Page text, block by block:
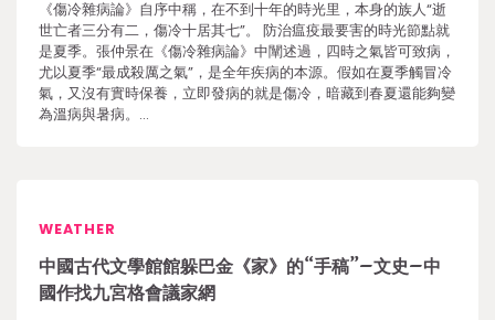
《傷冷雜病論》自序中稱，在不到十年的時光里，本身的族人“逝
世亡者三分有二，傷冷十居其七”。 防治瘟疫最要害的時光節點就
是夏季。張仲景在《傷冷雜病論》中闡述過，四時之氣皆可致病，
尤以夏季“最成殺厲之氣”，是全年疾病的本源。假如在夏季觸冒冷
氣，又沒有實時保養，立即發病的就是傷冷，暗藏到春夏還能夠變
為溫病與暑病。…
WEATHER
中國古代文學館館躲巴金《家》的“手稿”–文史–中
國作找九宮格會議家網